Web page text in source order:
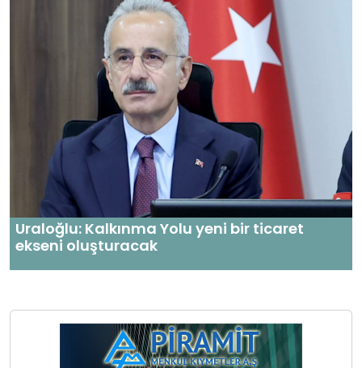
Uraloğlu: Kalkınma Yolu yeni bir ticaret
ekseni oluşturacak